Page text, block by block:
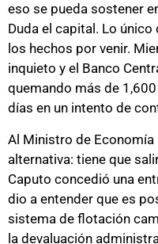
eso se pueda sostener
Duda el capital. Lo
los hechos por venir.
inquieto y el Banco
quemando más de
días en un intento de
Al Ministro de Economía
alternativa: tiene que
Caputo concedió una
dio a entender que es
sistema de flotación
la devaluación